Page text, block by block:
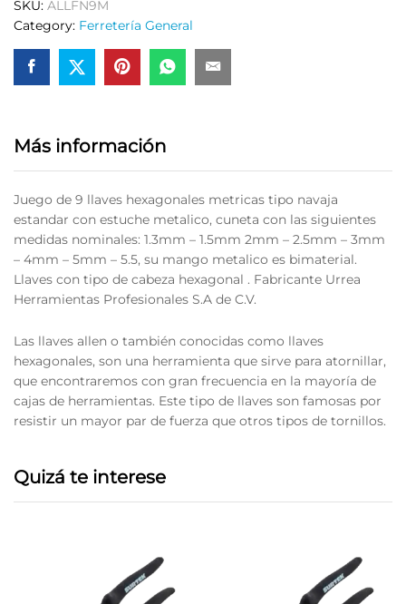
tipo
navaja
Surtek
quantity
SKU: ALLFN9M
Category: Ferretería General
Más información
Juego de 9 llaves hexagonales metricas tipo navaja
estandar con estuche metalico, cuneta con las siguientes
medidas nominales: 1.3mm – 1.5mm 2mm – 2.5mm – 3mm
– 4mm – 5mm – 5.5, su mango metalico es bimaterial.
Llaves con tipo de cabeza hexagonal . Fabricante ‎Urrea
Herramientas Profesionales S.A de C.V.
Las llaves allen o también conocidas como llaves
hexagonales, son una herramienta que sirve para atornillar,
que encontraremos con gran frecuencia en la mayoría de
cajas de herramientas. Este tipo de llaves son famosas por
resistir un mayor par de fuerza que otros tipos de tornillos.
Quizá te interese